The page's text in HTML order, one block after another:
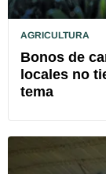
AGRICULTURA
Bonos de
locales no
tema